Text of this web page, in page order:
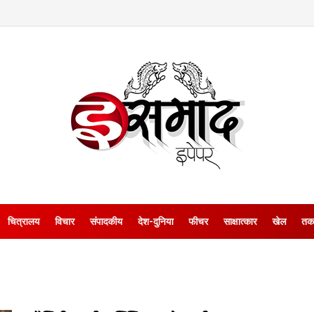
चित्रालय विचार संपादकीय देश-दुनिया फीचर साक्षात्‍कार खेल